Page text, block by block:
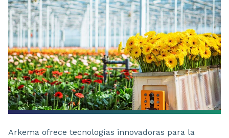
Arkema ofrece tecnologías innovadoras para la